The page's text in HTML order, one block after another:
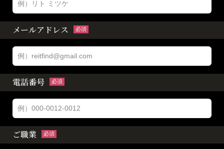
メールアドレス 必須
電話番号 必須
ご職業 必須